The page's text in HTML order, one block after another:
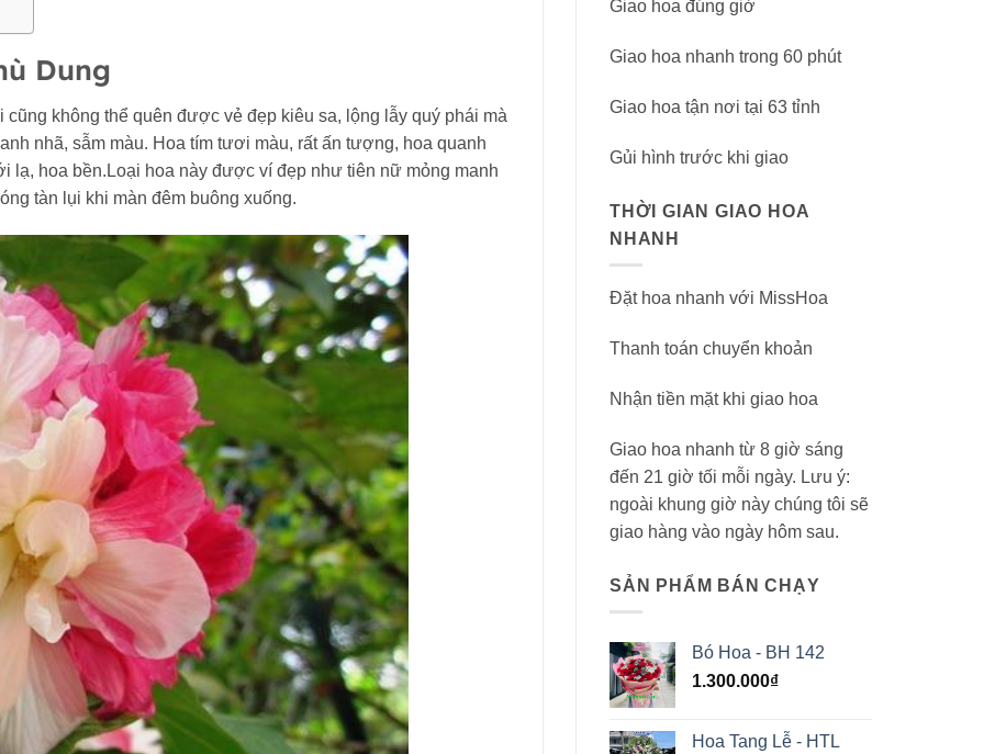
Dung
không thể quên được vẻ đẹp kiêu sa, lộng lẫy quý phái mà
nhã, sẫm màu. Hoa tím tươi màu, rất ấn tượng, hoa quanh
lạ, hoa bền.Loại hoa này được ví đẹp như tiên nữ mỏng manh
tàn lụi khi màn đêm buông xuống.
Giao hoa đúng giờ
Giao hoa nhanh trong 60 phút
Giao hoa tận nơi tại 63 tỉnh
Gủi hình trước khi giao
THỜI GIAN GIAO HOA
NHANH
Đặt hoa nhanh với MissHoa
Thanh toán chuyển khoản
Nhận tiền mặt khi giao hoa
Giao hoa nhanh từ 8 giờ sáng
đến 21 giờ tối mỗi ngày. Lưu ý:
ngoài khung giờ này chúng tôi sẽ
giao hàng vào ngày hôm sau.
SẢN PHẨM BÁN CHẠY
Bó Hoa - BH 142
1.300.000₫
Hoa Tang Lễ - HTL